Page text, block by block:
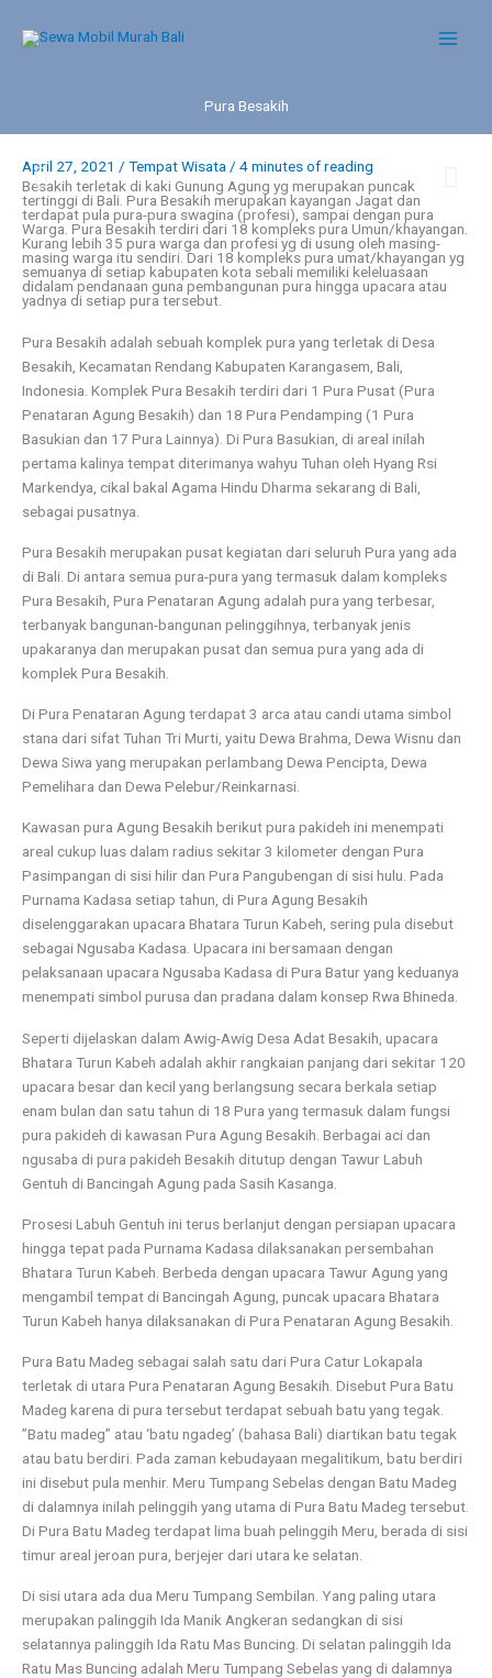
Pura Besakih
April 27, 2021 / Tempat Wisata/ 4 minutes of reading
Pura Besakih
Pura Besakih
Besakih terletak di kaki Gunung Agung yg merupakan puncak
tertinggi di Bali. Pura Besakih merupakan kayangan Jagat dan
terdapat pula pura-pura swagina (profesi), sampai dengan pura
Warga. Pura Besakih terdiri dari 18 kompleks pura Umun/khayangan.
Kurang lebih 35 pura warga dan profesi yg di usung oleh masing-
masing warga itu sendiri. Dari 18 kompleks pura umat/khayangan yg
semuanya di setiap kabupaten kota sebali memiliki keleluasaan
didalam pendanaan guna pembangunan pura hingga upacara atau
yadnya di setiap pura tersebut.
Pura Besakih adalah sebuah komplek pura yang terletak di Desa
Besakih, Kecamatan Rendang Kabupaten Karangasem, Bali,
Indonesia. Komplek Pura Besakih terdiri dari 1 Pura Pusat (Pura
Penataran Agung Besakih) dan 18 Pura Pendamping (1 Pura
Basukian dan 17 Pura Lainnya). Di Pura Basukian, di areal inilah
pertama kalinya tempat diterimanya wahyu Tuhan oleh Hyang Rsi
Markendya, cikal bakal Agama Hindu Dharma sekarang di Bali,
sebagai pusatnya.
Pura Besakih merupakan pusat kegiatan dari seluruh Pura yang ada
di Bali. Di antara semua pura-pura yang termasuk dalam kompleks
Pura Besakih, Pura Penataran Agung adalah pura yang terbesar,
terbanyak bangunan-bangunan pelinggihnya, terbanyak jenis
upakaranya dan merupakan pusat dan semua pura yang ada di
komplek Pura Besakih.
Di Pura Penataran Agung terdapat 3 arca atau candi utama simbol
stana dari sifat Tuhan Tri Murti, yaitu Dewa Brahma, Dewa Wisnu dan
Dewa Siwa yang merupakan perlambang Dewa Pencipta, Dewa
Pemelihara dan Dewa Pelebur/Reinkarnasi.
Kawasan pura Agung Besakih berikut pura pakideh ini menempati
areal cukup luas dalam radius sekitar 3 kilometer dengan Pura
Pasimpangan di sisi hilir dan Pura Pangubengan di sisi hulu. Pada
Purnama Kadasa setiap tahun, di Pura Agung Besakih
diselenggarakan upacara Bhatara Turun Kabeh, sering pula disebut
sebagai Ngusaba Kadasa. Upacara ini bersamaan dengan
pelaksanaan upacara Ngusaba Kadasa di Pura Batur yang keduanya
menempati simbol purusa dan pradana dalam konsep Rwa Bhineda.
Seperti dijelaskan dalam Awig-Awig Desa Adat Besakih, upacara
Bhatara Turun Kabeh adalah akhir rangkaian panjang dari sekitar 120
upacara besar dan kecil yang berlangsung secara berkala setiap
enam bulan dan satu tahun di 18 Pura yang termasuk dalam fungsi
pura pakideh di kawasan Pura Agung Besakih. Berbagai aci dan
ngusaba di pura pakideh Besakih ditutup dengan Tawur Labuh
Gentuh di Bancingah Agung pada Sasih Kasanga.
Prosesi Labuh Gentuh ini terus berlanjut dengan persiapan upacara
hingga tepat pada Purnama Kadasa dilaksanakan persembahan
Bhatara Turun Kabeh. Berbeda dengan upacara Tawur Agung yang
mengambil tempat di Bancingah Agung, puncak upacara Bhatara
Turun Kabeh hanya dilaksanakan di Pura Penataran Agung Besakih.
Pura Batu Madeg sebagai salah satu dari Pura Catur Lokapala
terletak di utara Pura Penataran Agung Besakih. Disebut Pura Batu
Madeg karena di pura tersebut terdapat sebuah batu yang tegak.
”Batu madeg” atau ‘batu ngadeg’ (bahasa Bali) diartikan batu tegak
atau batu berdiri. Pada zaman kebudayaan megalitikum, batu berdiri
ini disebut pula menhir. Meru Tumpang Sebelas dengan Batu Madeg
di dalamnya inilah pelinggih yang utama di Pura Batu Madeg tersebut.
Di Pura Batu Madeg terdapat lima buah pelinggih Meru, berada di sisi
timur areal jeroan pura, berjejer dari utara ke selatan.
Di sisi utara ada dua Meru Tumpang Sembilan. Yang paling utara
merupakan palinggih Ida Manik Angkeran sedangkan di sisi
selatannya palinggih Ida Ratu Mas Buncing. Di selatan palinggih Ida
Ratu Mas Buncing adalah Meru Tumpang Sebelas yang di dalamnya